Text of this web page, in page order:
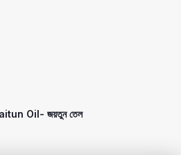
Oil- জয়তুন তেল